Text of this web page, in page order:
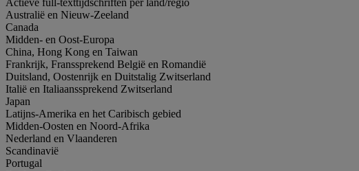
Australië en Nieuw-Zeeland
Canada
Midden- en Oost-Europa
China, Hong Kong en Taiwan
Frankrijk, Franssprekend België en Romandië
Duitsland, Oostenrijk en Duitstalig Zwitserland
Italië en Italiaanssprekend Zwitserland
Japan
Latijns-Amerika en het Caribisch gebied
Midden-Oosten en Noord-Afrika
Nederland en Vlaanderen
Scandinavië
Portugal